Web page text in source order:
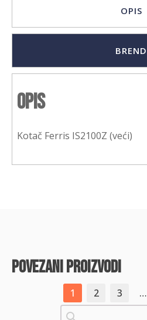
OPIS
BREND
Opis
Kotač Ferris IS2100Z (veći)
povezani proizvodi
1 2 3 …
Pretraži